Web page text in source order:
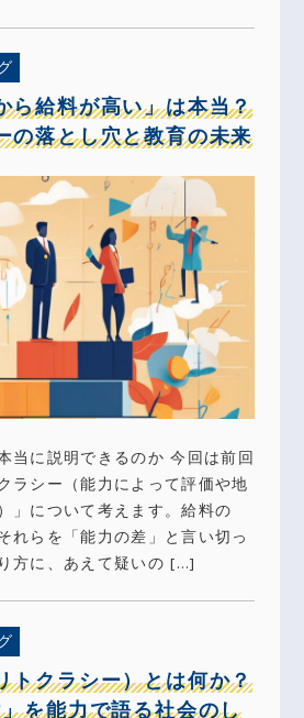
ら給料が高い」は本当？
の落とし穴と教育の未来
当に説明できるのか 今回は前回
ラシー（能力によって評価や地
」について考えます。給料の
らを「能力の差」と言い切っ
方に、あえて疑いの […]
トクラシー）とは何か？
を能力で語る社会のし